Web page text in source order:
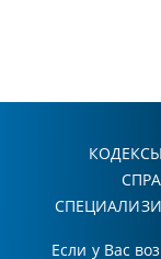
КОДЕКСЫ
Если у Вас